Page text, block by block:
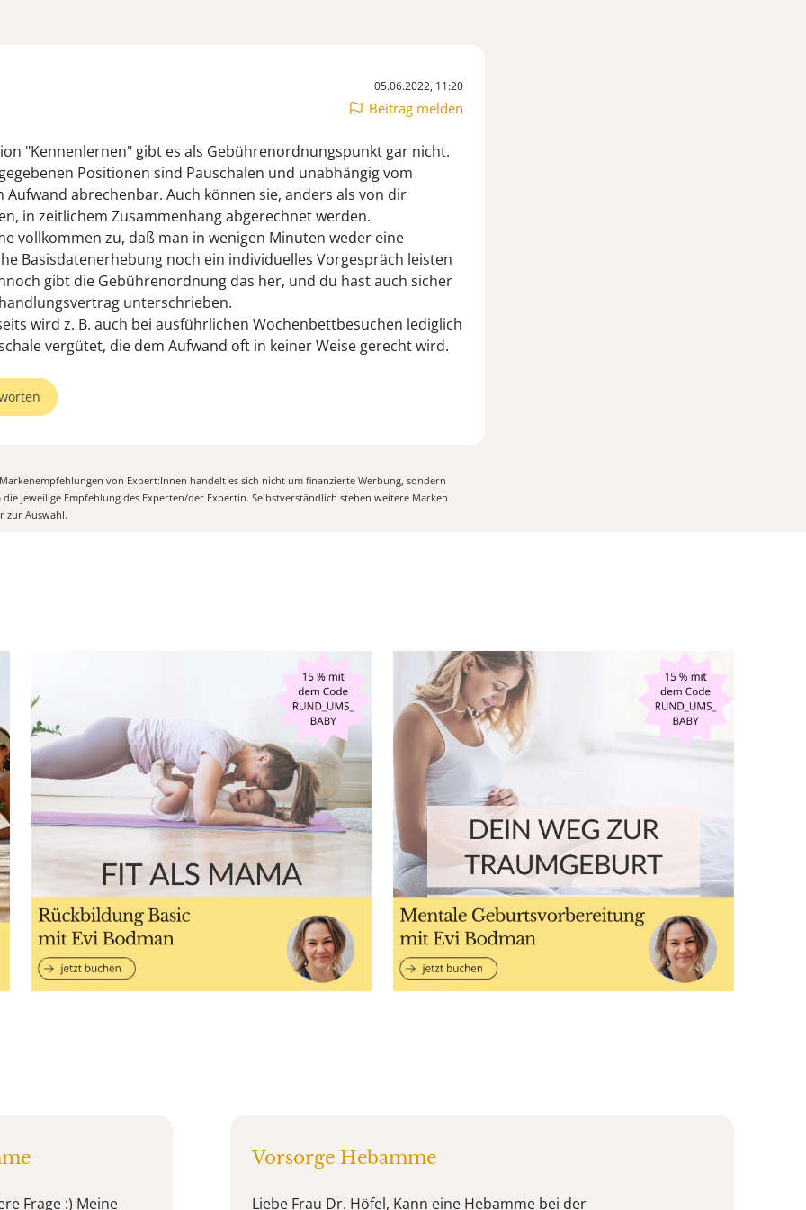
05.06.2022, 11:20
Beitrag melden
"Kennenlernen" gibt es als Gebührenordnungspunkt gar nicht.
Positionen sind Pauschalen und unabhängig vom
Aufwand abrechenbar. Auch können sie, anders als von dir
in zeitlichem Zusammenhang abgerechnet werden.
vollkommen zu, daß man in wenigen Minuten weder eine
Basisdatenerhebung noch ein individuelles Vorgespräch leisten
gibt die Gebührenordnung das her, und du hast auch sicher
unterschrieben.
wird z. B. auch bei ausführlichen Wochenbettbesuchen lediglich
vergütet, die dem Aufwand oft in keiner Weise gerecht wird.
von Expert:Innen handelt es sich nicht um finanzierte Werbung, sondern
die jeweilige Empfehlung des Experten/der Expertin. Selbstverständlich stehen weitere Marken
zur Auswahl.
Frage :) Meine
Vorsorge Hebamme
Liebe Frau Dr. Höfel, Kann eine Hebamme bei der